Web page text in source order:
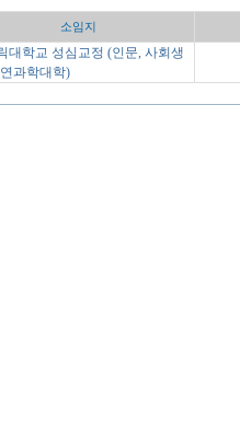
소임지
대학교 성심교정 (인문, 사회생
과학대학)